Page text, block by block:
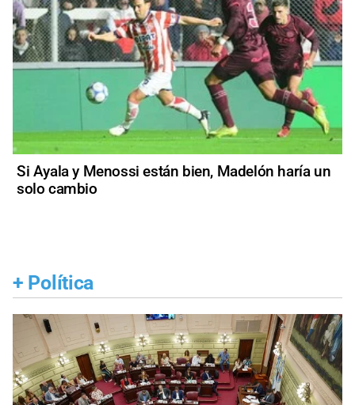
Si Ayala y Menossi están bien, Madelón haría un
solo cambio
+ Política